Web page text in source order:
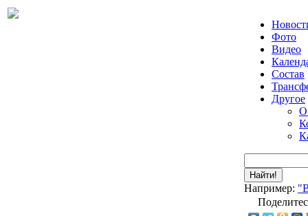
Фото
Видео
Состав
Другое
О
Найти!
Например: